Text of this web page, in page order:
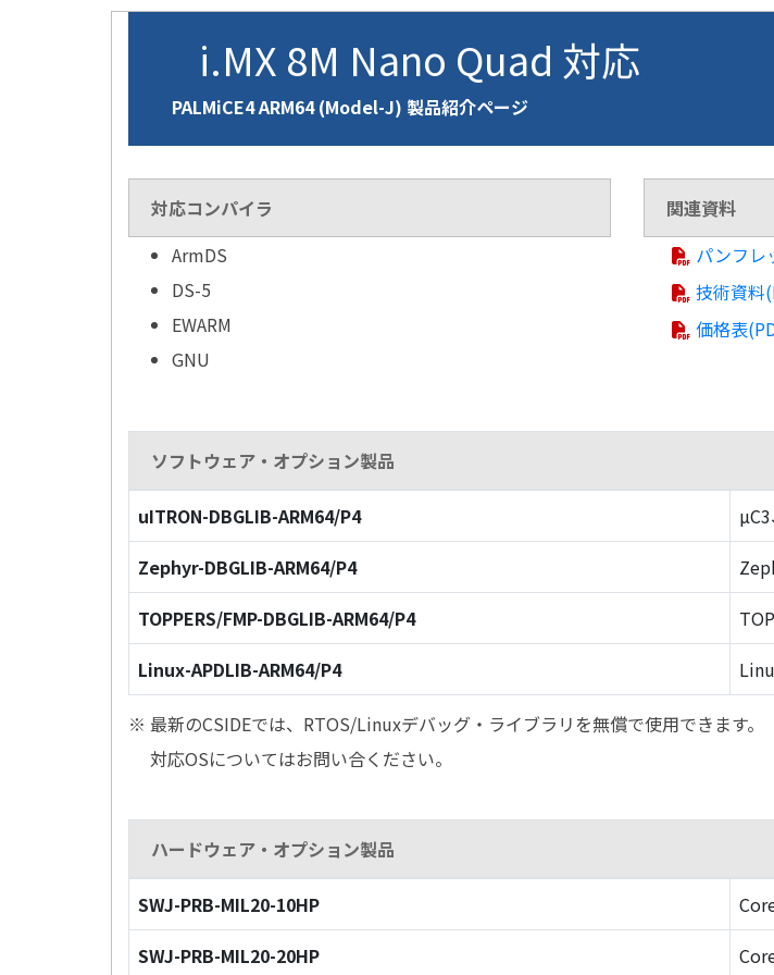
i.MX 8M Nano Quad 対応
PALMiCE4 ARM64 (Model-J) 製品紹介ページ
対応コンパイラ
ArmDS
DS-5
EWARM
GNU
関連資料
パンフレ
技術資料
価格表
ソフトウェア・オプション製品
uITRON-DBGLIB-ARM64/P4
Zephyr-DBGLIB-ARM64/P4
TOPPERS/FMP-DBGLIB-ARM64/P4
Linux-APDLIB-ARM64/P4
※ 最新のCSIDEでは、RTOS/Linuxデバッグ・ライブラリを無償で使用できます。
対応OSについてはお問い合ください。
ハードウェア・オプション製品
SWJ-PRB-MIL20-10HP
SWJ-PRB-MIL20-20HP